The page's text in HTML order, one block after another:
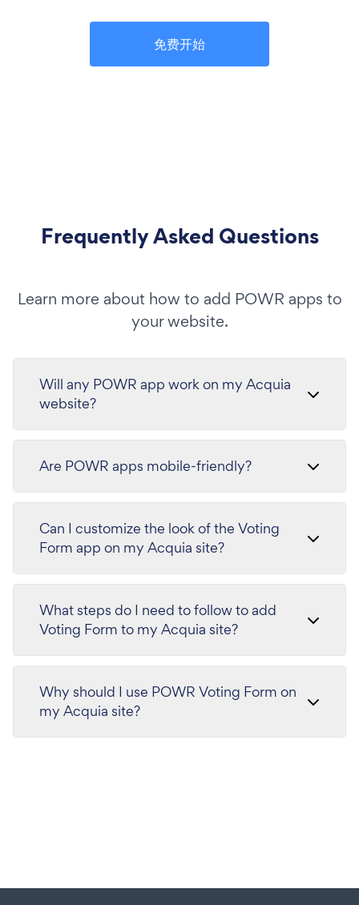
免费开始
Frequently Asked Questions
Learn more about how to add POWR apps to
your website.
Will any POWR app work on my Acquia
website?
Are POWR apps mobile-friendly?
Can I customize the look of the Voting
Form app on my Acquia site?
What steps do I need to follow to add
Voting Form to my Acquia site?
Why should I use POWR Voting Form on
my Acquia site?